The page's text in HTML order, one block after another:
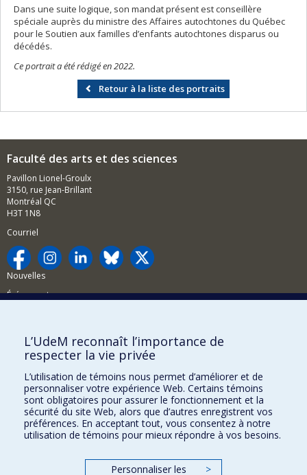
Dans une suite logique, son mandat présent est conseillère
spéciale auprès du ministre des Affaires autochtones du Québec
pour le Soutien aux familles d’enfants autochtones disparus ou
décédés.
Ce portrait a été rédigé en 2022.
Retour à la liste des portraits
Faculté des arts et des sciences
Pavillon Lionel-Groulx
3150, rue Jean-Brillant
Montréal QC
H3T 1N8
Courriel
Nouvelles
Événements
BESOIN D'AIDE?
Plan du site
Signaler une erreur
Accessibilité
FACULTÉ DES ARTS ET DES SCIENCES
L’UdeM reconnaît l’importance de
respecter la vie privée
L’utilisation de témoins nous permet d’améliorer et de
personnaliser votre expérience Web. Certains témoins
sont obligatoires pour assurer le fonctionnement et la
sécurité du site Web, alors que d’autres enregistrent vos
préférences. En acceptant tout, vous consentez à notre
utilisation de témoins pour mieux répondre à vos besoins.
Personnaliser les
>